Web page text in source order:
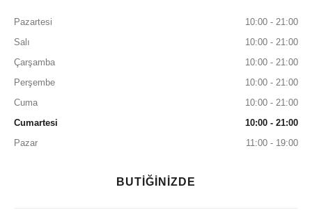
Pazartesi
10:00 - 21:00
Salı
10:00 - 21:00
Çarşamba
10:00 - 21:00
Perşembe
10:00 - 21:00
Cuma
10:00 - 21:00
Cumartesi
10:00 - 21:00
Pazar
11:00 - 19:00
BUTİĞİNİZDE